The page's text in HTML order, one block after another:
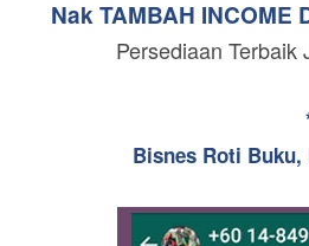
Nak TAMBAH INCOME
Persediaan Terbaik
Bisnes Roti Buku,